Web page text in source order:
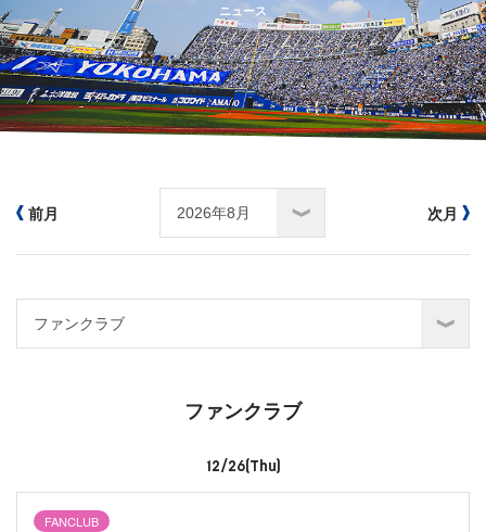
ニュース
前月 次月
ファンクラブ
12/26(Thu)
FANCLUB